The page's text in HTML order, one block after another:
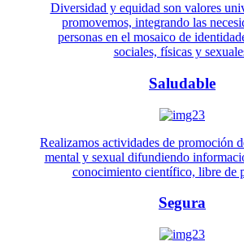
Diversidad y equidad son valores
promovemos, integrando las
personas en el mosaico de
sociales, físicas y
Saludable
Realizamos actividades de promoción
mental y sexual difundiendo
conocimiento científico, libre de
Segura